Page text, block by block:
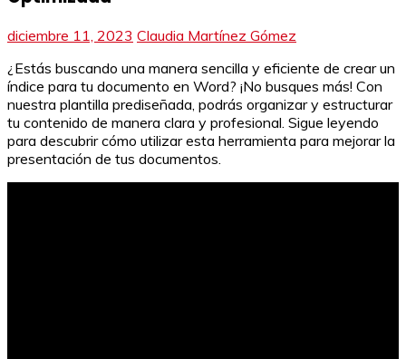
diciembre 11, 2023 Claudia Martínez Gómez
¿Estás buscando una manera sencilla y eficiente de crear un
índice para tu documento en Word? ¡No busques más! Con
nuestra plantilla prediseñada, podrás organizar y estructurar
tu contenido de manera clara y profesional. Sigue leyendo
para descubrir cómo utilizar esta herramienta para mejorar la
presentación de tus documentos.